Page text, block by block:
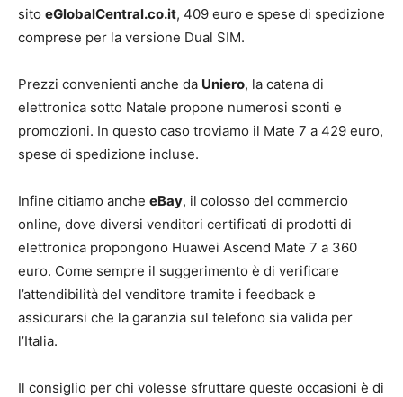
sito eGlobalCentral.co.it, 409 euro e spese di spedizione
comprese per la versione Dual SIM.
Prezzi convenienti anche da Uniero, la catena di
elettronica sotto Natale propone numerosi sconti e
promozioni. In questo caso troviamo il Mate 7 a 429 euro,
spese di spedizione incluse.
Infine citiamo anche eBay, il colosso del commercio
online, dove diversi venditori certificati di prodotti di
elettronica propongono Huawei Ascend Mate 7 a 360
euro. Come sempre il suggerimento è di verificare
l’attendibilità del venditore tramite i feedback e
assicurarsi che la garanzia sul telefono sia valida per
l’Italia.
Il consiglio per chi volesse sfruttare queste occasioni è di